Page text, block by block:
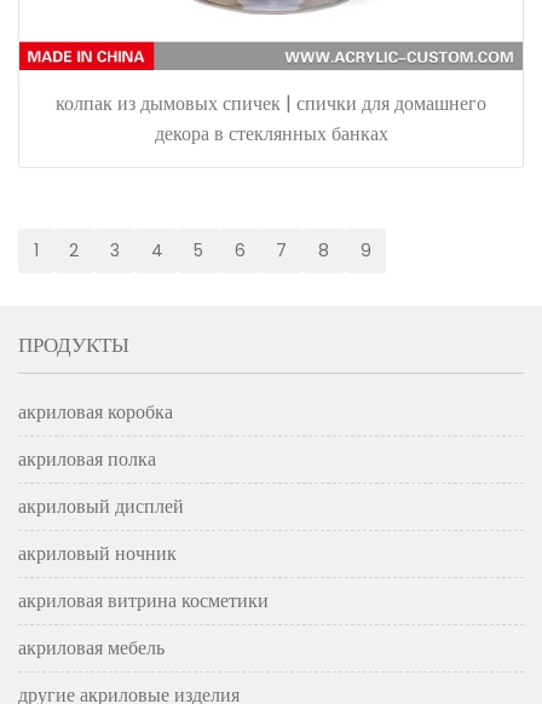
колпак из дымовых спичек | спички для домашнего
декора в стеклянных банках
1 2 3 4 5 6 7 8 9
ПРОДУКТЫ
акриловая коробка
акриловая полка
акриловый дисплей
акриловый ночник
акриловая витрина косметики
акриловая мебель
другие акриловые изделия